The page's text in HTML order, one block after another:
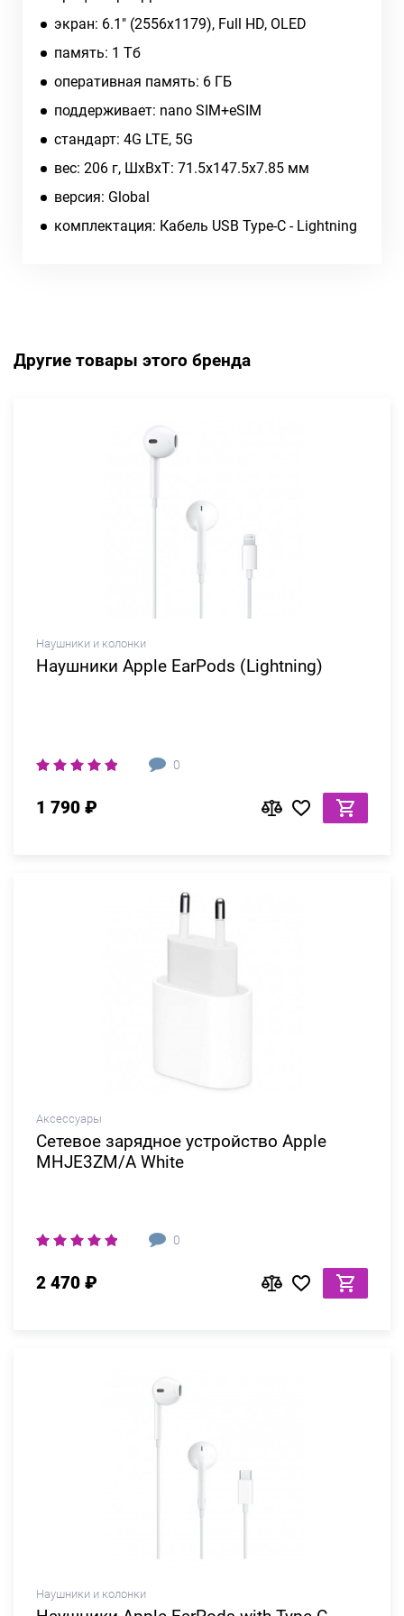
экран: 6.1" (2556x1179), Full HD, OLED
память: 1 Тб
оперативная память: 6 ГБ
поддерживает: nano SIM+eSIM
cтандарт: 4G LTE, 5G
вес: 206 г, ШxВxТ: 71.5x147.5x7.85 мм
версия: Global
комплектация: Кабель USB Type-C - Lightning
Другие товары этого бренда
Наушники и колонки
Наушники Apple EarPods (Lightning)
0
1 790 ₽
Аксессуары
Сетевое зарядное устройство Apple
MHJE3ZM/A White
0
2 470 ₽
Наушники и колонки